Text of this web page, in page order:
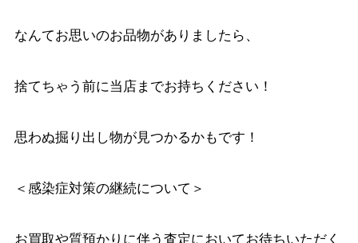
なんてお思いのお品物がありましたら、
捨てちゃう前に当店までお持ちください！
思わぬ掘り出し物が見つかるかもです！
＜感染症対策の継続について＞
お買取や質預かりに伴う査定においてお待ちいただく